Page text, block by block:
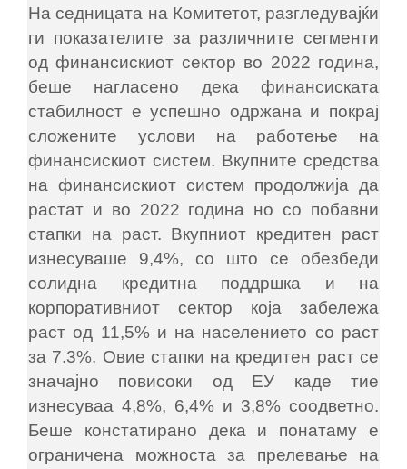
На седницата на Комитетот, разгледувајќи
ги показателите за различните сегменти
од финансискиот сектор во 2022 година,
беше нагласено дека финансиската
стабилност е успешно одржана и покрај
сложените услови на работење на
финансискиот систем. Вкупните средства
на финансискиот систем продолжија да
растат и во 2022 година но со побавни
стапки на раст. Вкупниот кредитен раст
изнесуваше 9,4%, со што се обезбеди
солидна кредитна поддршка и на
корпоративниот сектор која забележа
раст од 11,5% и на населението со раст
за 7.3%. Овие стапки на кредитен раст се
значајно повисоки од ЕУ каде тие
изнесуваа 4,8%, 6,4% и 3,8% соодветно.
Беше констатирано дека и понатаму е
ограничена можноста за прелевање на